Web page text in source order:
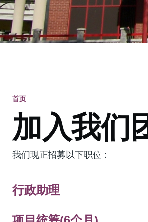
面
包
屑
首页
加入我们
我们现正招募以下职位：
行政助理